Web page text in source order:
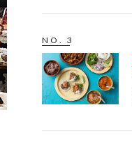
NO. 3